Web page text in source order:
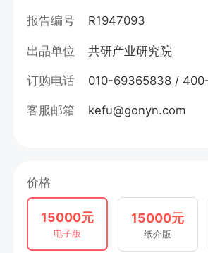
报告编号 R1947093
出品单位 共研产业研究院
订购电话 010-69365838 /
客服邮箱 kefu@gonyn.com
价格
15000元
电子版
15000元
纸介版